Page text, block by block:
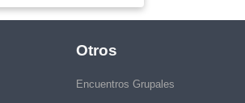
Otros
Encuentros Grupales